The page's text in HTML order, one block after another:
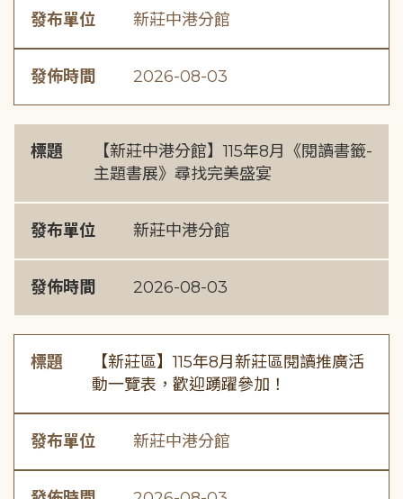
發布單位 新莊中港分館
發佈時間 2026-08-03
標題
【新莊中港分館】115年8月《閱讀書籤-
主題書展》尋找完美盛宴
發布單位 新莊中港分館
發佈時間 2026-08-03
標題
【新莊區】115年8月新莊區閱讀推廣活
動一覽表，歡迎踴躍參加！
發布單位 新莊中港分館